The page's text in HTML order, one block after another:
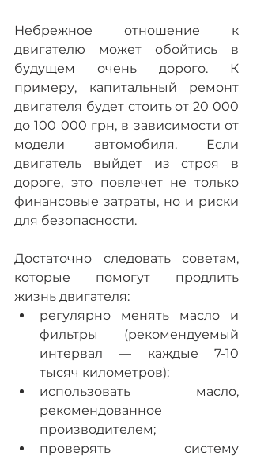
Небрежное отношение к
двигателю может обойтись в
будущем очень дорого. К
примеру, капитальный ремонт
двигателя будет стоить от 20 000
до 100 000 грн, в зависимости от
модели автомобиля. Если
двигатель выйдет из строя в
дороге, это повлечет не только
финансовые затраты, но и риски
для безопасности.
Достаточно следовать советам,
которые помогут продлить
жизнь двигателя:
регулярно менять масло и
фильтры (рекомендуемый
интервал — каждые 7-10
тысяч километров);
использовать масло,
рекомендованное
производителем;
проверять систему